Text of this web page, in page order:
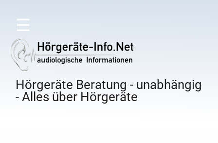
☰
Hörgeräte Beratung - unabhängig
- Alles über Hörgeräte